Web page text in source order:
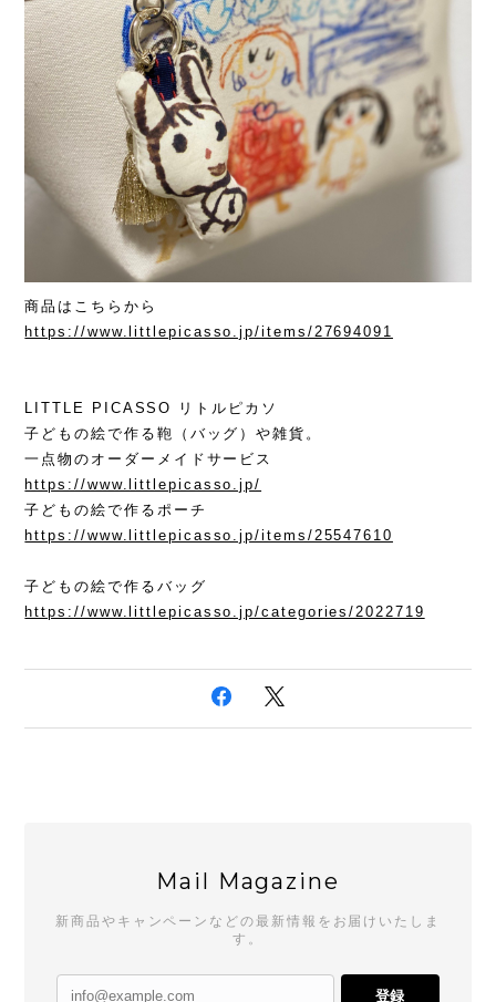
商品はこちらから
https://www.littlepicasso.jp/items/27694091
LITTLE PICASSO リトルピカソ
子どもの絵で作る鞄（バッグ）や雑貨。
一点物のオーダーメイドサービス
https://www.littlepicasso.jp/
子どもの絵で作るポーチ
https://www.littlepicasso.jp/items/25547610
子どもの絵で作るバッグ
https://www.littlepicasso.jp/categories/2022719
Mail Magazine
新商品やキャンペーンなどの最新情報をお届けいたしま
す。
登録